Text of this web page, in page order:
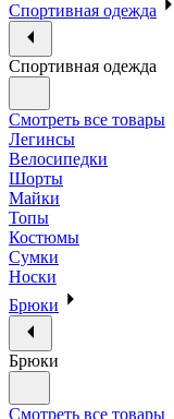
Спортивная одежда
Спортивная одежда
Смотреть все товары
Легинсы
Велосипедки
Шорты
Майки
Топы
Костюмы
Сумки
Носки
Брюки
Брюки
Смотреть все товары